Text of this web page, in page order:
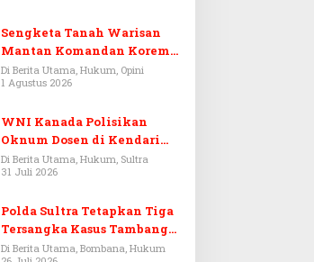
Sengketa Tanah Warisan
Mantan Komandan Korem
143/HO, Ketika Warisan
Menjadi Arena Pemerasan
Di Berita Utama, Hukum, Opini
1 Agustus 2026
WNI Kanada Polisikan
Oknum Dosen di Kendari
Terkait Aset Puluhan Miliar
Di Berita Utama, Hukum, Sultra
31 Juli 2026
Polda Sultra Tetapkan Tiga
Tersangka Kasus Tambang
Emas Ilegal di Bombana
Di Berita Utama, Bombana, Hukum